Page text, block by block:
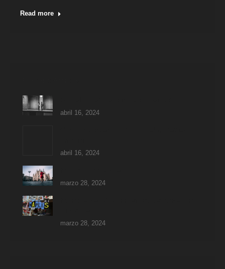
Read more
abril 16, 2024
abril 16, 2024
marzo 28, 2024
marzo 28, 2024